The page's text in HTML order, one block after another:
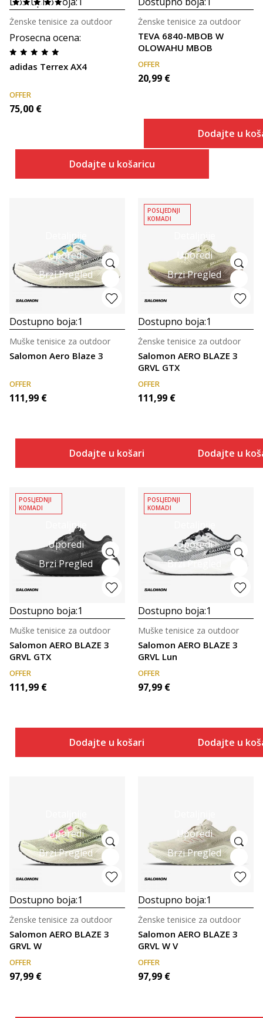
Prosecna ocena:
adidas Terrex AX4
Ženske tenisice za outdoor
OFFER
75,00 €
Dodajte u košaricu
TEVA 6840-MBOB W
OLOWAHU MBOB
Ženske tenisice za outdoor
OFFER
20,99 €
Dodajte u
Detaljnije
Uporedi
Brzi Pregled
Dostupno boja:1
Salomon Aero Blaze 3
Muške tenisice za outdoor
OFFER
111,99 €
Dodajte u košaricu
Detaljnije
Uporedi
Brzi Pregled
POSLJEDNJI
KOMADI
Dostupno boja:1
Salomon AERO BLAZE 3
GRVL GTX
Ženske tenisice za outdoor
OFFER
111,99 €
Dodajte u
Detaljnije
Uporedi
Brzi Pregled
POSLJEDNJI
KOMADI
Dostupno boja:1
Salomon AERO BLAZE 3
GRVL GTX
Muške tenisice za outdoor
OFFER
111,99 €
Dodajte u košaricu
Detaljnije
Uporedi
Brzi Pregled
POSLJEDNJI
KOMADI
Dostupno boja:1
Salomon AERO BLAZE 3
GRVL Lun
Muške tenisice za outdoor
OFFER
97,99 €
Dodajte u
Uporedi
Brzi Pregled
Dostupno boja:1
Salomon AERO BLAZE 3
GRVL W
Ženske tenisice za outdoor
OFFER
97,99 €
Uporedi
Brzi Pregled
Dostupno boja:1
Salomon AERO BLAZE 3
GRVL W V
Ženske tenisice za outdoor
OFFER
97,99 €